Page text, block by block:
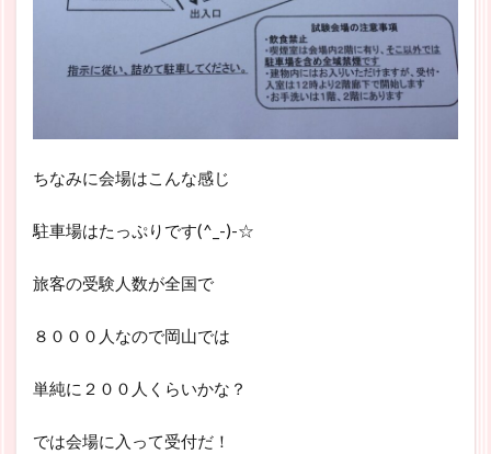
ちなみに会場はこんな感じ
駐車場はたっぷりです(^_-)-☆
旅客の受験人数が全国で
８０００人なので岡山では
単純に２００人くらいかな？
では会場に入って受付だ！